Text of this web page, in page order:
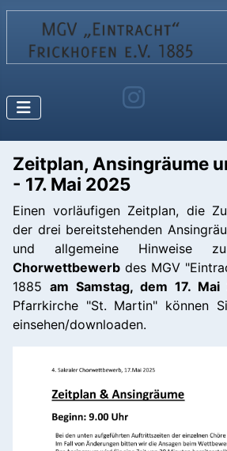
Zeitplan, Ansingräume
- 17. Mai 2025
Einen vorläufigen Zeitplan, die
der drei bereitstehenden
und allgemeine Hinweise
Chorwettbewerb des MGV
1885 am Samstag, dem 17. Mai
Pfarrkirche "St. Martin" können
einsehen/downloaden.